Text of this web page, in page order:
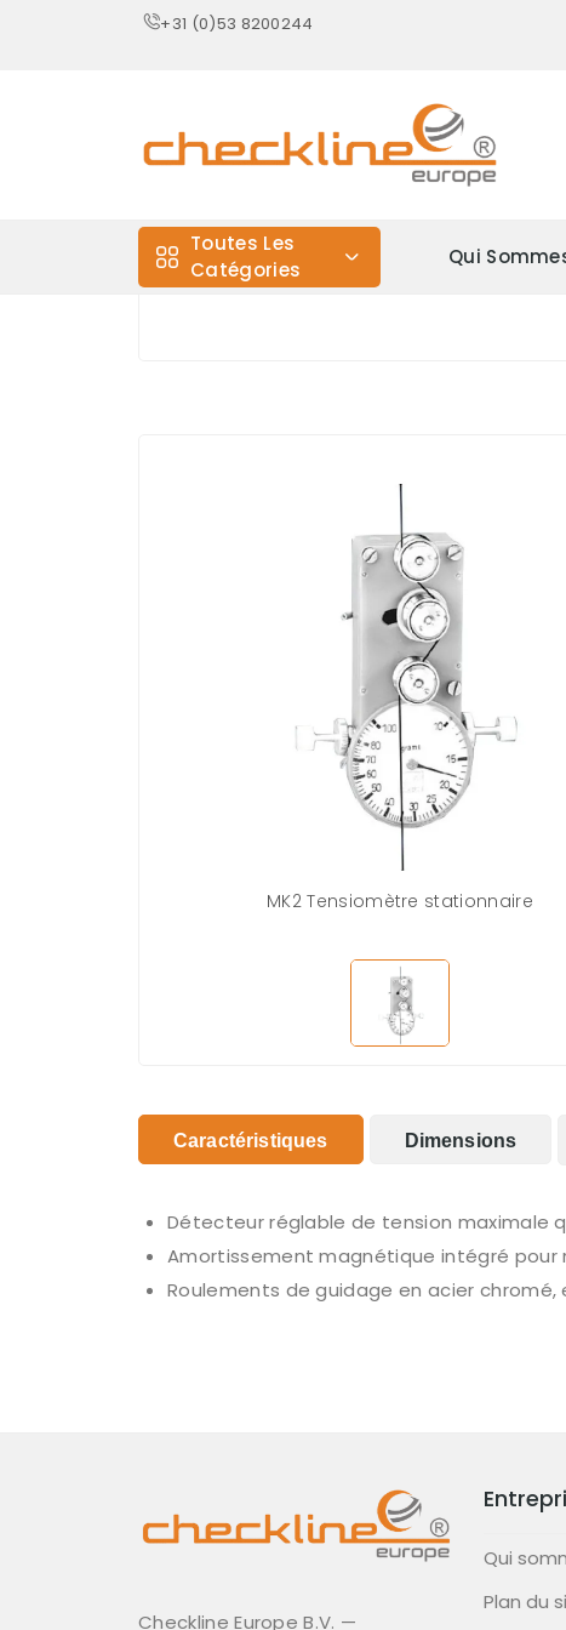
+31 (0)53 8200244
Toutes Les
Catégories
Qui
MK2 Tensiomètre stationnaire
Caractéristiques Dimensions
Détecteur réglable de tension maximale
Amortissement magnétique intégré
Roulements de guidage en acier
Checkline Europe B.V. —
Qui
Plan du